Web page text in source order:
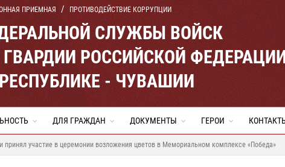
ПРИЕМНАЯ ПРОТИВОДЕЙСТВИЕ КОРРУПЦИИ
СЛУЖБЫ ВОЙСК
РОССИЙСКОЙ
- ЧУВАШИИ
ДЛЯ ГРАЖДАН ДОКУМЕНТЫ ГЕРОИ
принял участие в церемонии возложения цветов в Мемориальном комплексе «Победа»